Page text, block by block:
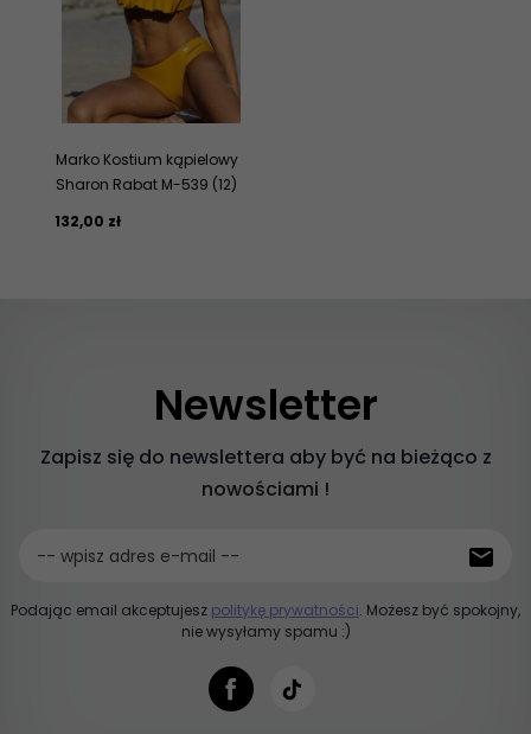
Marko Kostium kąpielowy
Sharon Rabat M-539 (12)
132,00 zł
Newsletter
Zapisz się do newslettera aby być na bieżąco z
nowościami !
-- wpisz adres e-mail --
Podając email akceptujesz politykę prywatności. Możesz być spokojny,
nie wysyłamy spamu :)